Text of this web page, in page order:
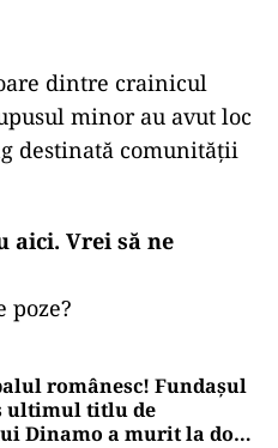
dintre crainicul
minor au avut loc
destinată comunității
aici. Vrei să ne
poze?
românesc! Fundașul
ultimul titlu de
Dinamo a murit la doar